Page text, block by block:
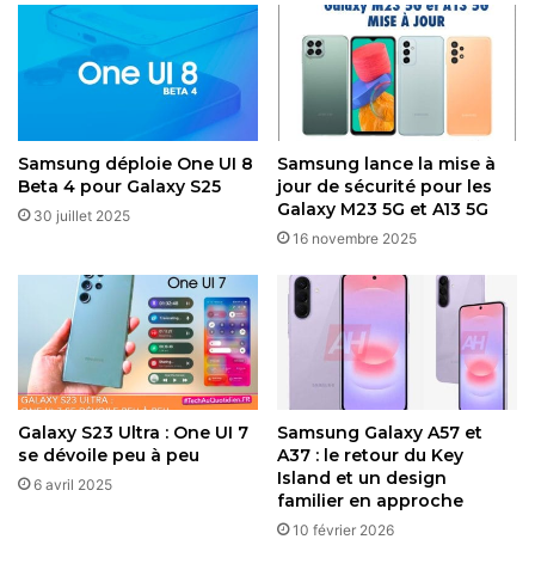
Gaffe chez Samsung : La date du
prochain Galaxy Unpacked fuite sur le
web
2 juillet 2026
Les premiers tests Geekbench révèlent des scores de 1
430 en single-core et 5 312 en multi-core, des résultats
chiffres, probablement obtenus sur un prototype,
suggèrent que Samsung est encore en phase
d’optimisation. À titre de comparaison, leGalaxy Tab S10
Ultra, équipé du Dimensity 9300+, avait atteint 2 115 et 7
058 dans les mêmes tests, indiquant un potentiel
d’amélioration significatif d’ici la version finale.
Parmi les autres caractéristiques attendues, leGalaxy Tab
devrait intégrer le support du Wi-Fi 7 pour une
Samsung déploie One UI 8
Beta 4 pour Galaxy S25
30 juillet 2025
Samsung lance la mise à
jour de sécurité pour les
Galaxy M23 5G et A13 5G
16 novembre 2025
Galaxy S23 Ultra : One UI 7
se dévoile peu à peu
6 avril 2025
Samsung Galaxy A57 et
A37 : le retour du Key
Island et un design
familier en approche
10 février 2026